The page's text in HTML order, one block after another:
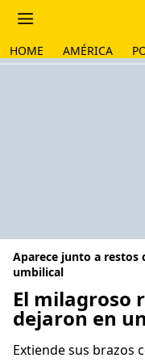
HOME AMÉRICA
Aparece junto a restos
umbilical
El milagroso
dejaron en
Extiende sus brazos